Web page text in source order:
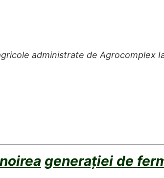
administrate de Agrocomplex
generației de